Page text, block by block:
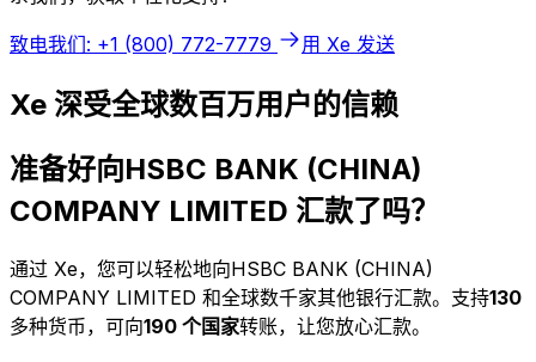
致电我们: +1 (800) 772-7779 用 Xe 发送
Xe 深受全球数百万用户的信赖
准备好向HSBC BANK (CHINA)
COMPANY LIMITED 汇款了吗？
通过 Xe，您可以轻松地向HSBC BANK (CHINA)
COMPANY LIMITED 和全球数千家其他银行汇款。支持130
多种货币，可向190 个国家转账，让您放心汇款。